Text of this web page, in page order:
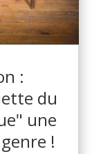
:
du
une
!